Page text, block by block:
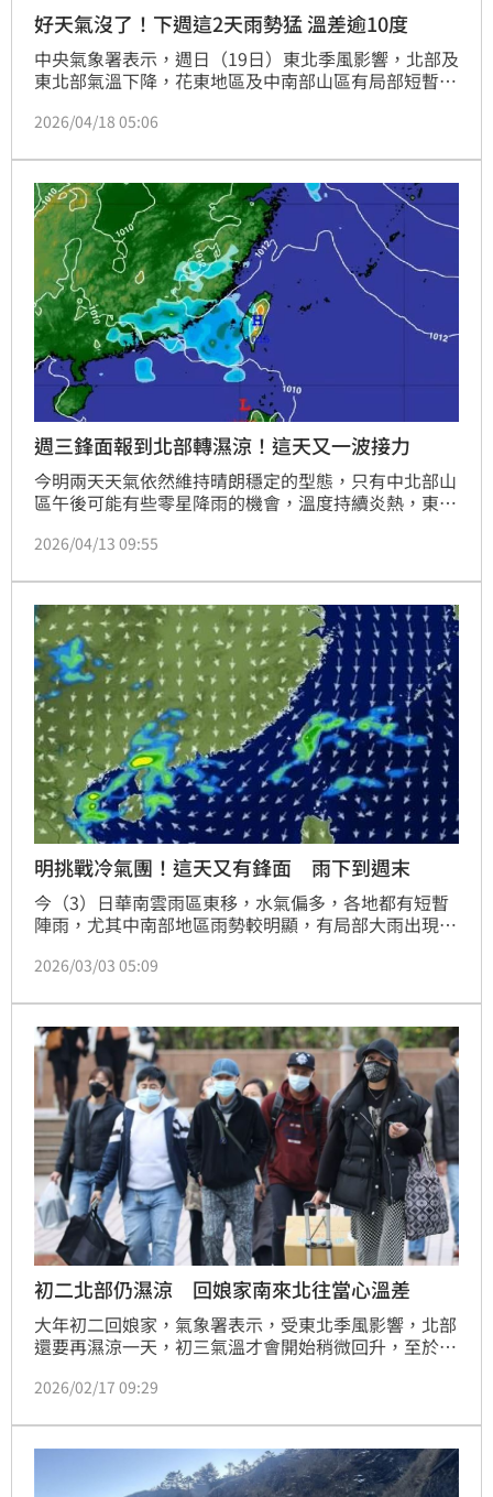
好天氣沒了！下週這2天雨勢猛 溫差逾10度
中央氣象署表示，週日（19日）東北季風影響，北部及
東北部氣溫下降，花東地區及中南部山區有局部短暫陣
為多雲偶見陽光的天氣。氣溫方面，明白天高溫雖略
32度，但夜間清晨受輻射冷卻影響，中部以南溫差恐達
10度以上。（記者：簡浩正）
2026/04/18 05:06
週三鋒面報到北部轉濕涼！這天又一波接力
今明兩天天氣依然維持晴朗穩定的型態，只有中北部山
區午後可能有些零星降雨的機會，溫度持續炎熱，東半
度，仍然很有夏天的感覺，外出活動務必要做好防曬、
2026/04/13 09:55
明挑戰冷氣團！這天又有鋒面 雨下到週末
今（3）日華南雲雨區東移，水氣偏多，各地都有短暫
陣雨，尤其中南部地區雨勢較明顯，有局部大雨出現，
不過仍有零星飄雨機率。氣象粉專也提醒，未來將再有
2026/03/03 05:09
初二北部仍濕涼 回娘家南來北往當心溫差
大年初二回娘家，氣象署表示，受東北季風影響，北部
還要再濕涼一天，初三氣溫才會開始稍微回升，至於中
得適時調整衣物。
2026/02/17 09:29